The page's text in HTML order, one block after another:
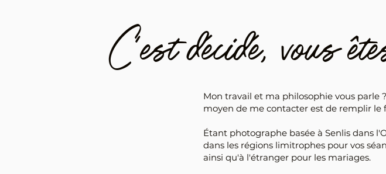
C'est décidé, vous
Mon travail et ma philosophie vous parle
moyen de me contacter est de remplir le
Étant photographe basée à Senlis dans
dans les régions limitrophes pour vos
ainsi qu'à l'étranger pour les mariages.